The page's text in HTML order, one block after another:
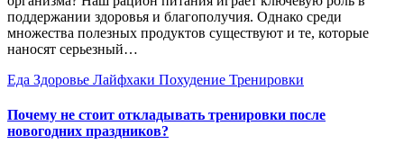
поддержании здоровья и благополучия. Однако среди
множества полезных продуктов существуют и те, которые
наносят серьезный…
Еда Здоровье Лайфхаки Похудение Тренировки
Почему не стоит откладывать тренировки после
новогодних праздников?